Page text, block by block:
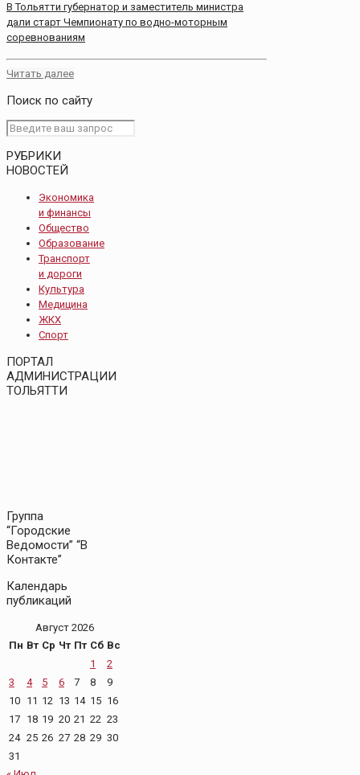
В Тольятти губернатор и заместитель министра
дали старт Чемпионату по водно-моторным
соревнованиям
Читать далее
Поиск по сайту
РУБРИКИ
НОВОСТЕЙ
Экономика
и финансы
Общество
Образование
Транспорт
и дороги
Культура
Медицина
ЖКХ
Спорт
ПОРТАЛ
АДМИНИСТРАЦИИ
ТОЛЬЯТТИ
Группа
“Городские
Ведомости” “В
Контакте”
Календарь
публикаций
Август 2026
Пн Вт Ср Чт Пт Сб Вс
1
2
3
4 5 6 7 8
9
10 11 12 13 14 15 16
17 18 19 20 21 22 23
24 25 26 27 28 29 30
31